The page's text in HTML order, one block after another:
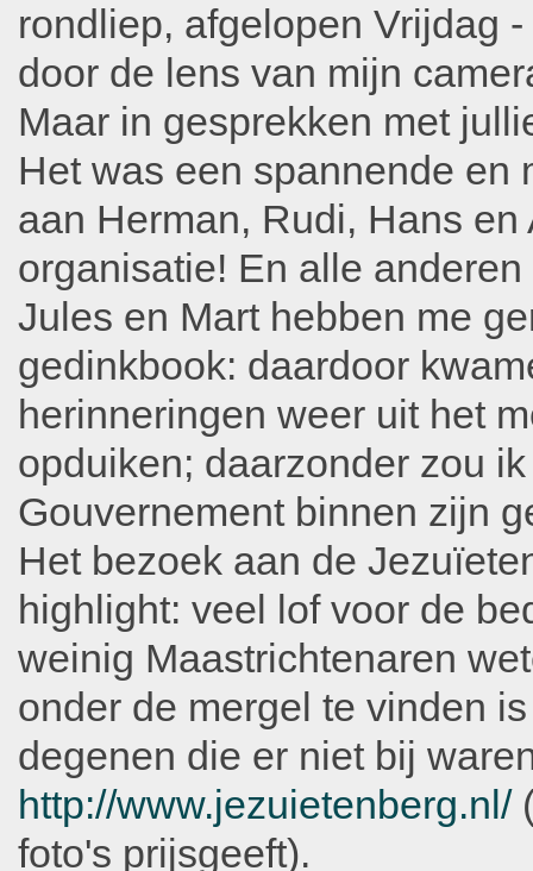
rondliep, afgelopen Vrijdag
door de lens van mijn
Maar in gesprekken met
Het was een spannende en
aan Herman, Rudi, Hans
organisatie! En alle
Jules en Mart hebben me
gedinkbook: daardoor
herinneringen weer uit het
opduiken; daarzonder zou
Gouvernement binnen zijn
Het bezoek aan de
highlight: veel lof voor de
weinig Maastrichtenaren
onder de mergel te vinden
degenen die er niet bij
http://www.jezuietenberg.nl/
foto's prijsgeeft).